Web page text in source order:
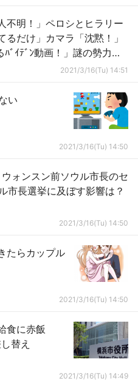
不明！」ペロシとヒラリー
るだけ」カマラ「沈黙！」
ﾞｲﾃﾞﾝ動画！」謎の勢力
2021/3/16(Tu) 14:51
い
2021/3/16(Tu) 14:50
ォンスン前ソウル市長のセ
市長選挙に及ぼす影響は？
2021/3/16(Tu) 14:50
たらカップル
2021/3/16(Tu) 14:50
食に赤飯
替え
2021/3/16(Tu) 14:49